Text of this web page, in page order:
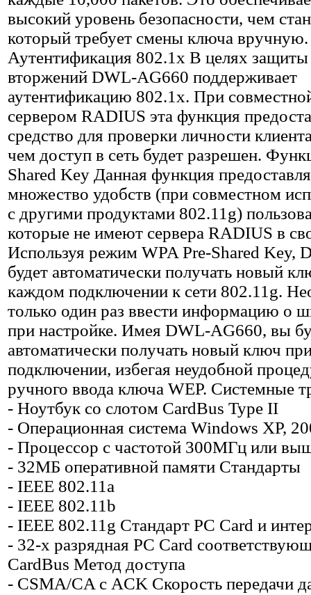
высокий уровень безопасности, чем
который требует смены ключа вручную.
Аутентификация 802.1x В целях защиты
вторжений DWL-AG660 поддерживает
аутентификацию 802.1x. При
сервером RADIUS эта функция
средство для проверки личности
чем доступ в сеть будет разрешен.
Shared Key Данная функция
множество удобств (при совместном
с другими продуктами 802.11g)
которые не имеют сервера RADIUS в
Используя режим WPA Pre-Shared Key,
будет автоматически получать новый
каждом подключении к сети 802.11g.
только один раз ввести информацию о
при настройке. Имея DWL-AG660, вы
автоматически получать новый ключ
подключении, избегая неудобной
ручного ввода ключа WEP. Системные
- Ноутбук со слотом CardBus Type II
- Операционная система Windows XP,
- Процессор с частотой 300МГц или
- 32МБ оперативной памяти Стандарты
- IEEE 802.11a
- IEEE 802.11b
- IEEE 802.11g Стандарт PC Card и
- 32-х разрядная PC Card
CardBus Метод доступа
- CSMA/CA с ACK Скорость передачи